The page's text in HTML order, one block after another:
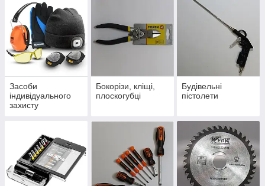
Засоби
індивідуального
захисту
Бокорізи, кліщі,
плоскогубці
Будівельні
пістолети